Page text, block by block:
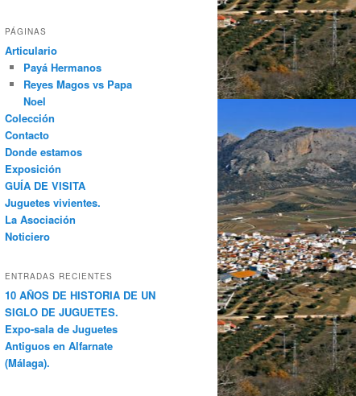
PÁGINAS
Articulario
Payá Hermanos
Reyes Magos vs Papa
Noel
Colección
Contacto
Donde estamos
Exposición
GUÍA DE VISITA
Juguetes vivientes.
La Asociación
Noticiero
ENTRADAS RECIENTES
10 AÑOS DE HISTORIA DE UN
SIGLO DE JUGUETES.
Expo-sala de Juguetes
Antiguos en Alfarnate
(Málaga).